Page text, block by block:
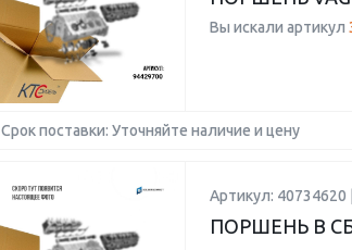
Вы искали артикул
Срок поставки: Уточняйте наличие и цену
Артикул: 40734620 |
ПОРШЕНЬ В